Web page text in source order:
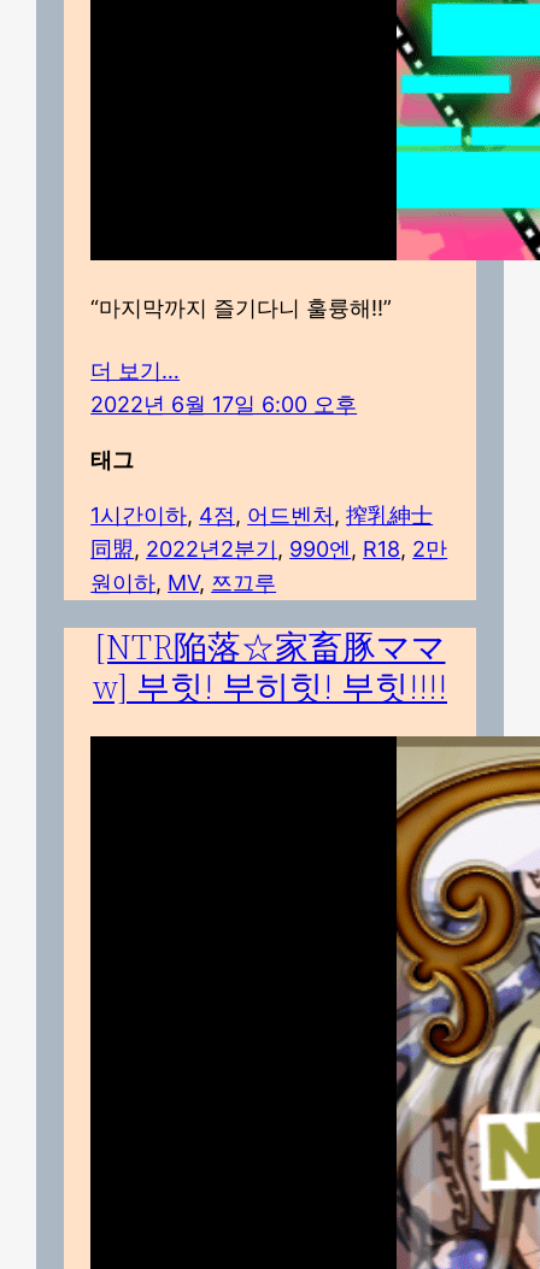
“마지막까지 즐기다니 훌륭해!!”
더 보기…
2022년 6월 17일 6:00 오후
태그
1시간이하, 4점, 어드벤처, 搾乳紳士
同盟, 2022년2분기, 990엔, R18, 2만
원이하, MV, 쯔끄루
[NTR陥落☆家畜豚ママ
w] 부힛! 부히힛! 부힛!!!!